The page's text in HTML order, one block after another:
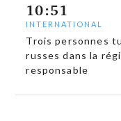
10:51
INTERNATIONAL
Trois personnes
russes dans la
responsable